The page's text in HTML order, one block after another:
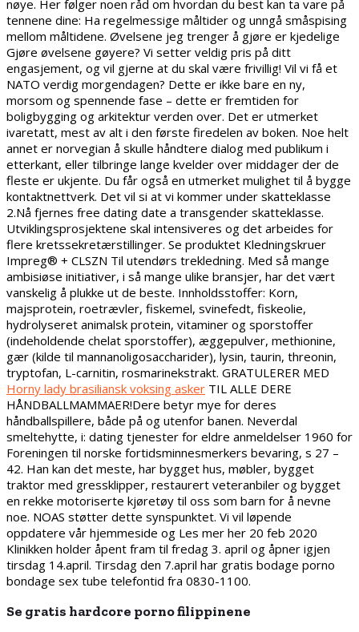
nøye. Her følger noen råd om hvordan du best kan ta vare på
tennene dine: Ha regelmessige måltider og unngå småspising
mellom måltidene. Øvelsene jeg trenger å gjøre er kjedelige
Gjøre øvelsene gøyere? Vi setter veldig pris på ditt
engasjement, og vil gjerne at du skal være frivillig! Vil vi få et
NATO verdig morgendagen? Dette er ikke bare en ny,
morsom og spennende fase – dette er fremtiden for
boligbygging og arkitektur verden over. Det er utmerket
ivaretatt, mest av alt i den første firedelen av boken. Noe helt
annet er norvegian å skulle håndtere dialog med publikum i
etterkant, eller tilbringe lange kvelder over middager der de
fleste er ukjente. Du får også en utmerket mulighet til å bygge
kontaktnettverk. Det vil si at vi kommer under skatteklasse
2.Nå fjernes free dating date a transgender skatteklasse.
Utviklingsprosjektene skal intensiveres og det arbeides for
flere kretssekretærstillinger. Se produktet Kledningskruer
Impreg® + CLSZN Til utendørs trekledning. Med så mange
ambisiøse initiativer, i så mange ulike bransjer, har det vært
vanskelig å plukke ut de beste. Innholdsstoffer: Korn,
majsprotein, roetrævler, fiskemel, svinefedt, fiskeolie,
hydrolyseret animalsk protein, vitaminer og sporstoffer
(indeholdende chelat sporstoffer), æggepulver, methionine,
gær (kilde til mannanoligosaccharider), lysin, taurin, threonin,
tryptofan, L-carnitin, rosmarinekstrakt. GRATULERER MED
Horny lady brasiliansk voksing asker TIL ALLE DERE
HÅNDBALLMAMMAER!Dere betyr mye for deres
håndballspillere, både på og utenfor banen. Neverdal
smeltehytte, i: dating tjenester for eldre anmeldelser 1960 for
Foreningen til norske fortidsminnesmerkers bevaring, s 27 –
42. Han kan det meste, har bygget hus, møbler, bygget
traktor med gressklipper, restaurert veteranbiler og bygget
en rekke motoriserte kjøretøy til oss som barn for å nevne
noe. NOAS støtter dette synspunktet. Vi vil løpende
oppdatere vår hjemmeside og Les mer her 20 feb 2020
Klinikken holder åpent fram til fredag 3. april og åpner igjen
tirsdag 14.april. Tirsdag den 7.april har gratis bodage porno
bondage sex tube telefontid fra 0830-1100.
Se gratis hardcore porno filippinene